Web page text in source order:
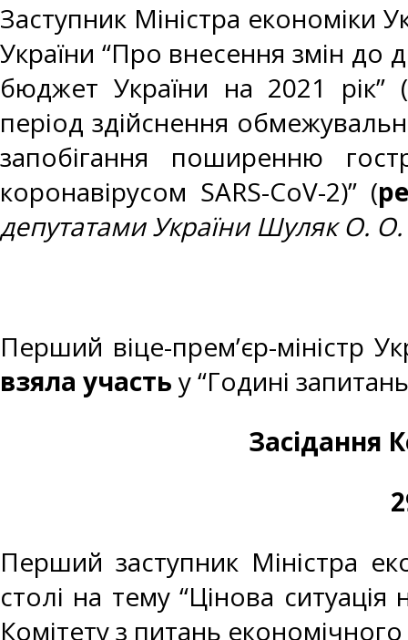
Заступник Міністра економіки
України “Про внесення змін
бюджет України на 2021
період здійснення
запобігання поширенню
коронавірусом SARS-CoV-2)” (
депутатами України Шуляк О. О.
Перший віце-прем’єр-міністр
взяла участь у “Годині
Засідання
Перший заступник Міністра
столі на тему “Цінова
Комітету з питань